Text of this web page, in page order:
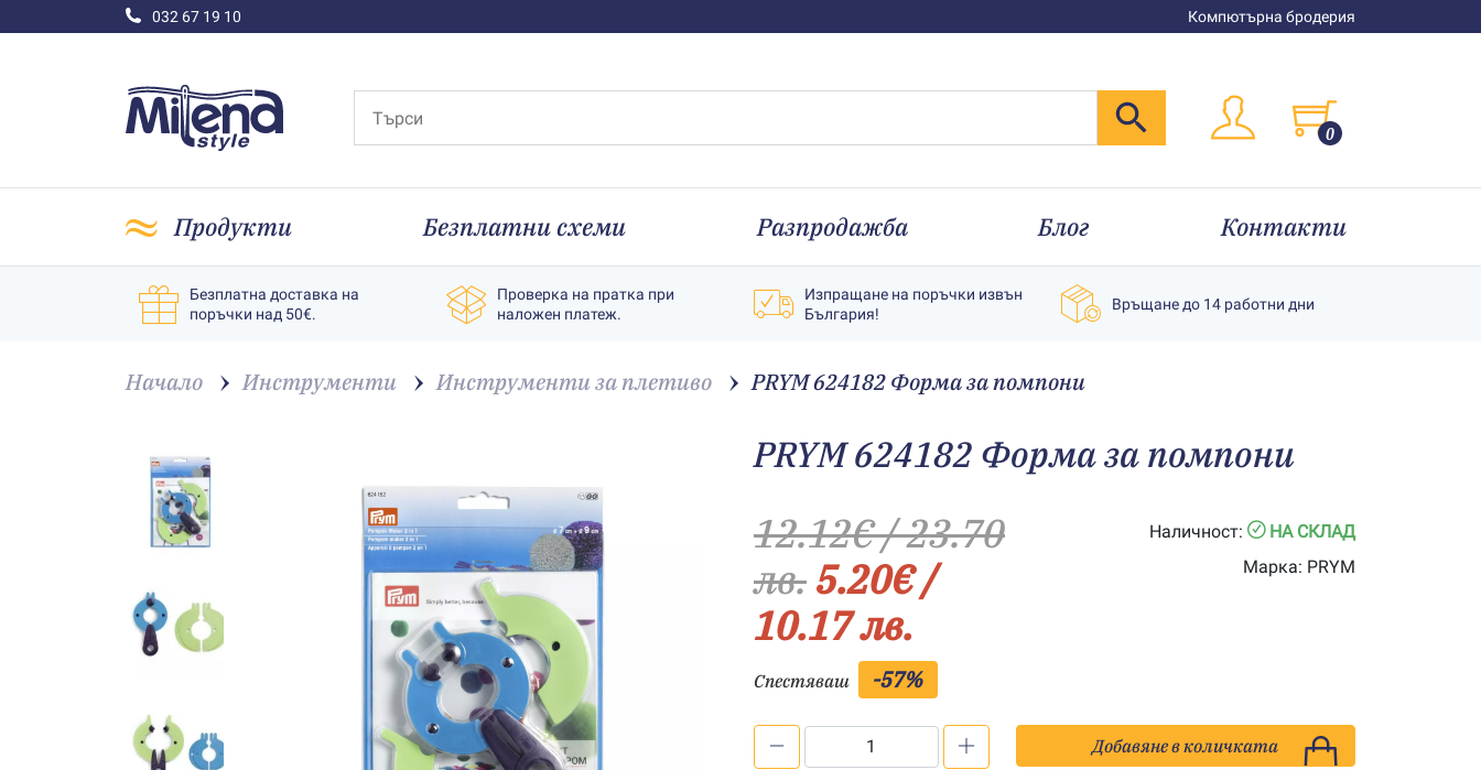
032 67 19 10 Компютърна бродерия
0
Продукти Безплатни схеми Разпродажба Блог Контакти
Безплатна доставка на
поръчки над 50€.
Проверка на пратка при
наложен платеж.
Изпращане на поръчки извън
България!
Връщане до 14 работни дни
Начало Инструменти Инструменти за плетиво PRYM 624182 Форма за помпони
PRYM 624182 Форма за помпони
12.12€/ 23.70
лв.5.20€/
10.17 лв.
Спестяваш -57%
Наличност:
НА СКЛАД
Марка: PRYM
Добавяне в количката